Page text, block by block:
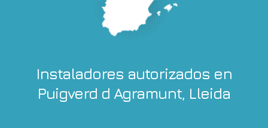
Instaladores autorizados en
Puigverd d Agramunt, Lleida